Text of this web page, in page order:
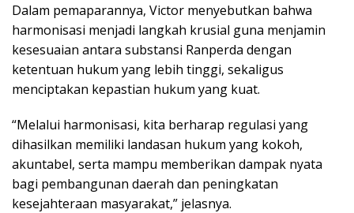
Dalam pemaparannya, Victor menyebutkan bahwa
harmonisasi menjadi langkah krusial guna menjamin
kesesuaian antara substansi Ranperda dengan
ketentuan hukum yang lebih tinggi, sekaligus
menciptakan kepastian hukum yang kuat.
“Melalui harmonisasi, kita berharap regulasi yang
dihasilkan memiliki landasan hukum yang kokoh,
akuntabel, serta mampu memberikan dampak nyata
bagi pembangunan daerah dan peningkatan
kesejahteraan masyarakat,” jelasnya.